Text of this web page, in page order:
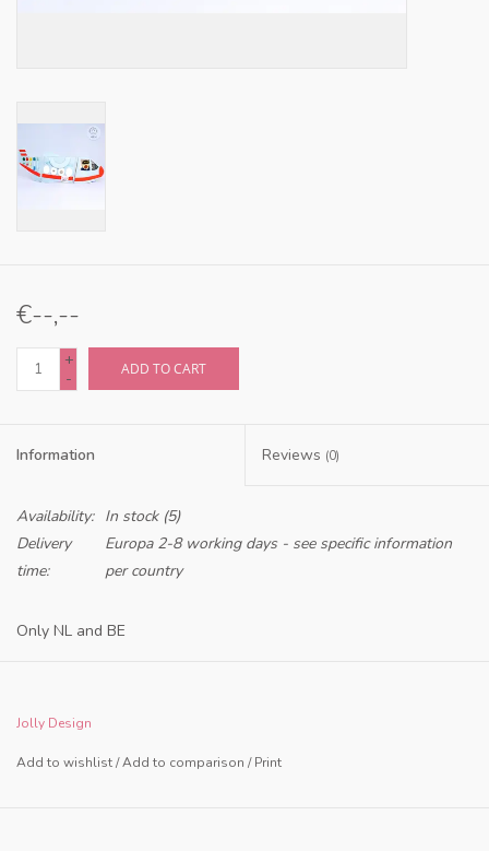
€--,--
+
-
ADD TO CART
Information Reviews (0)
Availability: In stock(5)
Delivery
time:
Europa 2-8 working days - see specific information
per country
Only NL and BE
Jolly Design
Add to wishlist/Add to comparison /Print